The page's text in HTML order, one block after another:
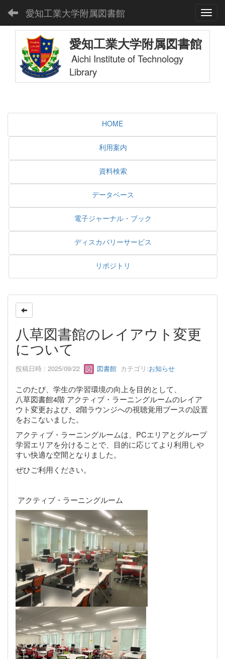
愛知工業大学附属図書館
愛知工業大学附属図書館
Aichi Institute of Technology
Library
HOME
利用案内
資料検索
データベース
電子ジャーナル・ブック
ディスカバリーサービス
リポジトリ
八草図書館のレイアウト変更
について
投稿日時 : 2025/09/22 図書館 カテゴリ:お知らせ
このたび、学生の学習環境の向上を目的として、
八草図書館4階 アクティブ・ラーニングルームのレイア
ウト変更および、2階ラウンジへの視聴覚用ブースの設置
をおこないました。
アクティブ・ラーニングルームは、PCエリアとグループ
学習エリアを分けることで、目的に応じてより利用しや
すい快適な空間となりました。
ぜひご利用ください。
アクティブ・ラーニングルーム